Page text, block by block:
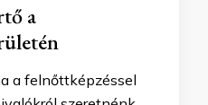
a
a felnőttképzéssel